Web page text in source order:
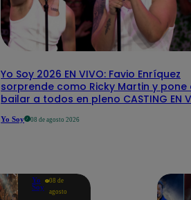
Yo Soy 2026 EN VIVO: Favio Enríquez
sorprende como Ricky Martin y pone
bailar a todos en pleno CASTING EN
Yo Soy 08 de agosto 2026
Yo
Soy
08 de
agosto